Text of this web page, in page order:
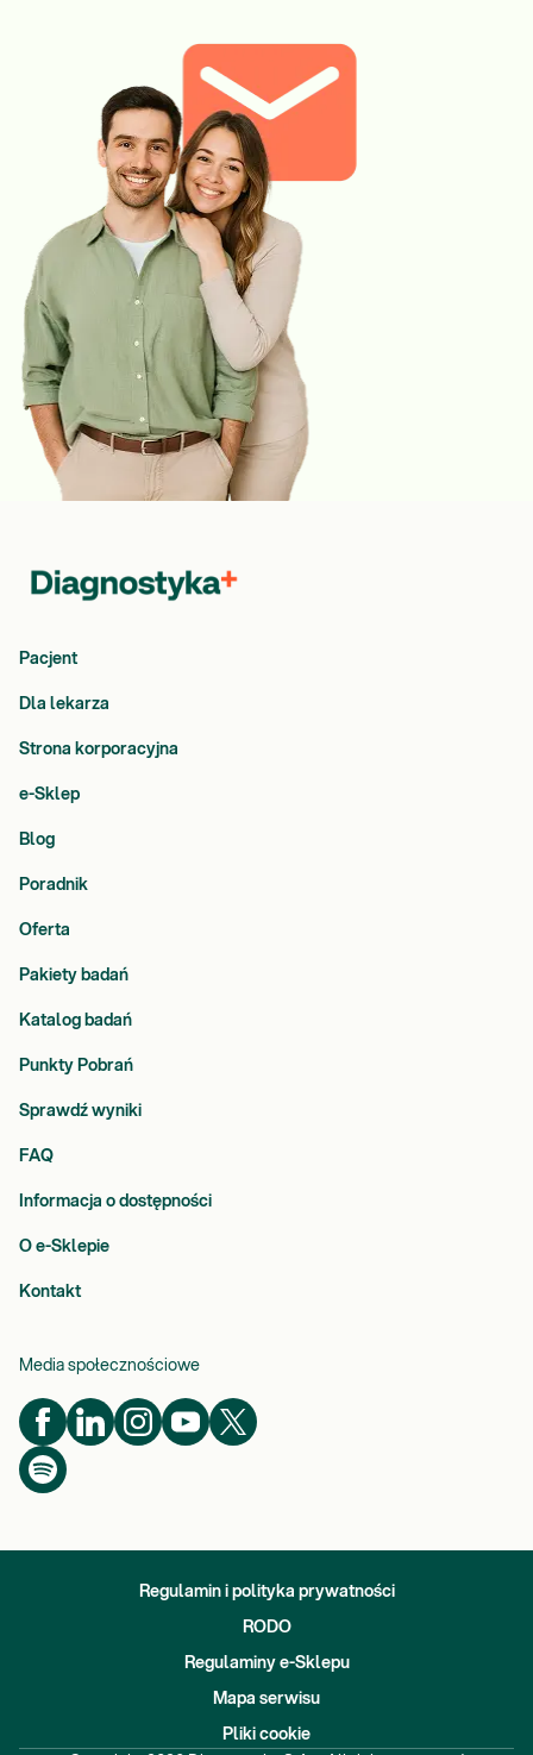
Pacjent
Dla lekarza
Strona korporacyjna
e-Sklep
Blog
Poradnik
Oferta
Pakiety badań
Katalog badań
Punkty Pobrań
Sprawdź wyniki
FAQ
Informacja o dostępności
O e-Sklepie
Kontakt
Media społecznościowe
Regulamin i polityka prywatności
RODO
Regulaminy e-Sklepu
Mapa serwisu
Pliki cookie